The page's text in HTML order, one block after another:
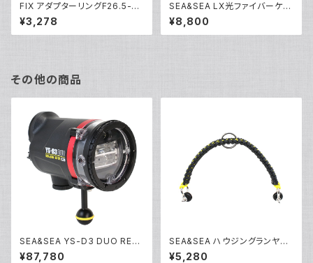
FIX アダプターリングF26.5-M
52 [30612]
¥3,278
SEA&SEA LX光ファイバーケー
ブルL [09169]
¥8,800
その他の商品
SEA&SEA YS-D3 DUO RED
[03130]
¥87,780
SEA&SEA ハウジングランヤー
ドIV [46137]
¥5,280